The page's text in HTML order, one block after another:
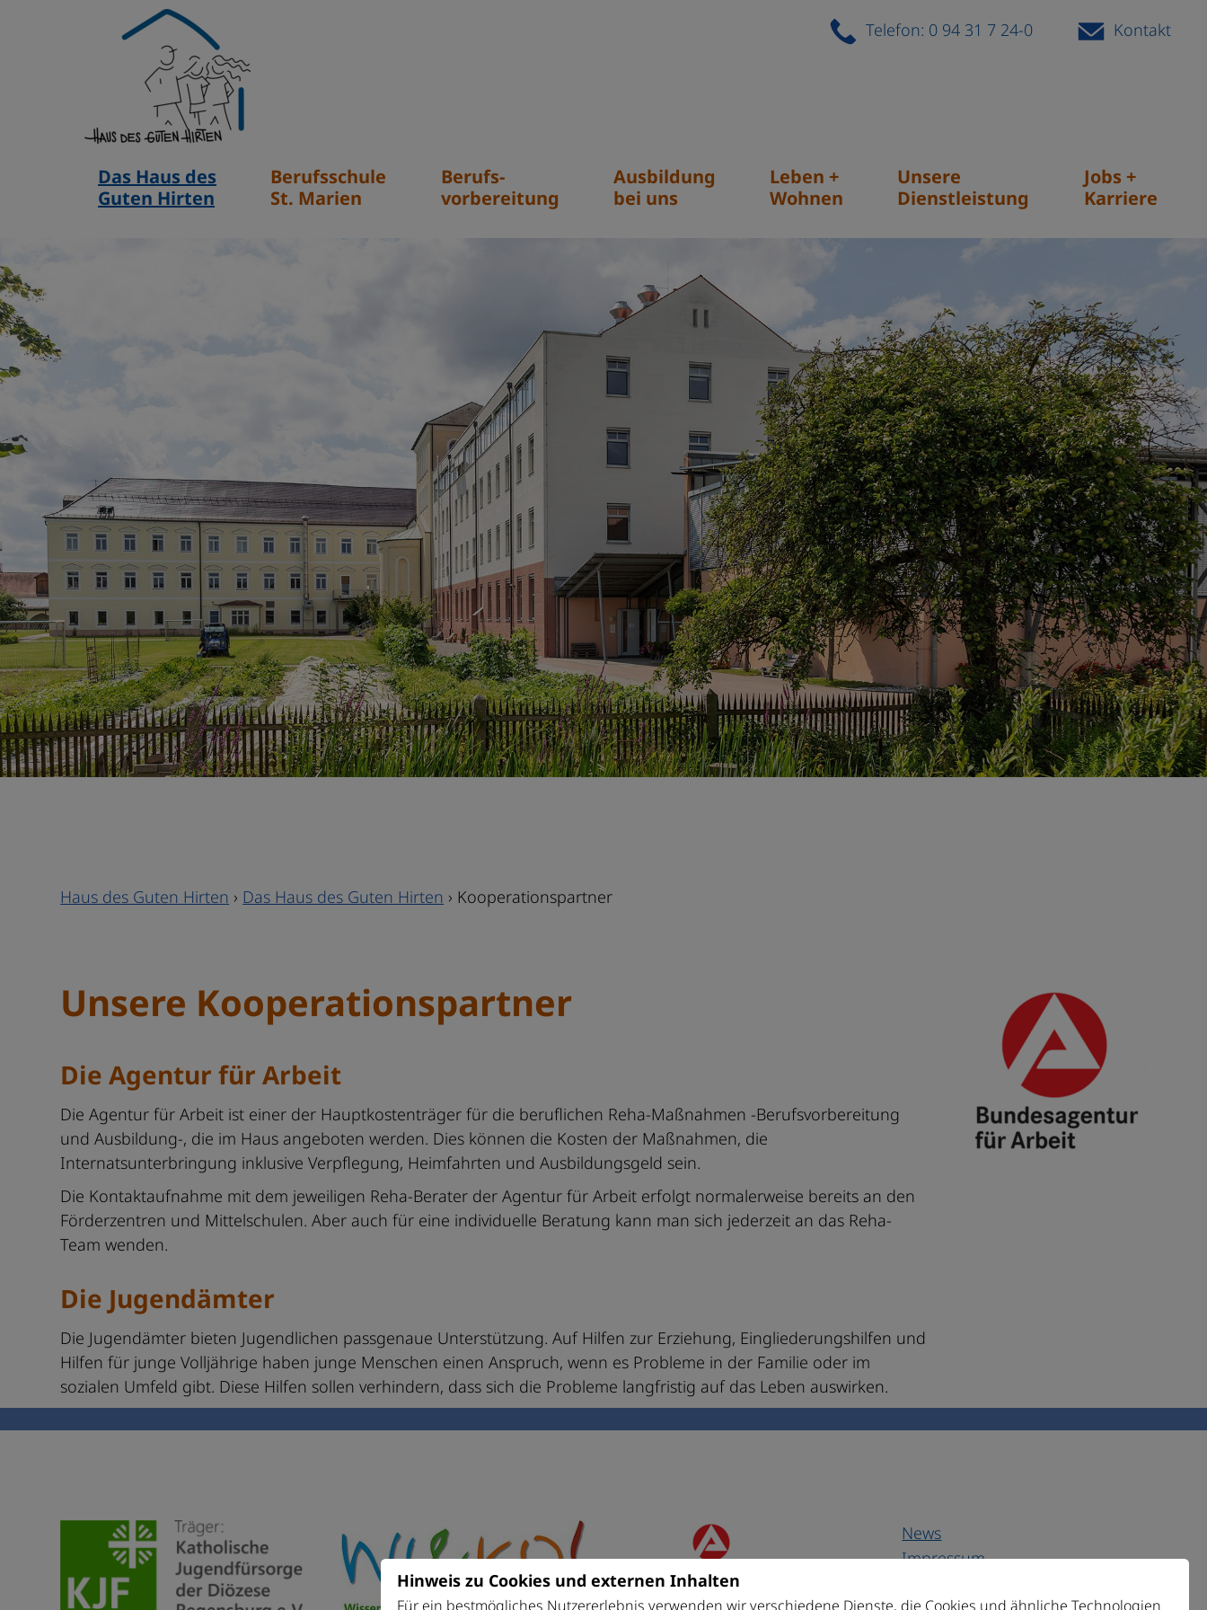
Telefon: 0 94 31 7 24-0 Kontakt
Hauptnavigation
Das Haus des
Guten Hirten
Berufsschule
St. Marien
Berufs-
vorbereitung
Ausbildung
bei uns
Leben +
Wohnen
Unsere
Dienstleistung
Jobs +
Karriere
Haus des Guten Hirten › Das Haus des Guten Hirten › Kooperationspartner
Unsere Kooperationspartner
Die Agentur für Arbeit
Die Agentur für Arbeit ist einer der Hauptkostenträger für die beruflichen Reha-Maßnahmen -Berufsvorbereitung
und Ausbildung-, die im Haus angeboten werden. Dies können die Kosten der Maßnahmen, die
Internatsunterbringung inklusive Verpflegung, Heimfahrten und Ausbildungsgeld sein.
Die Kontaktaufnahme mit dem jeweiligen Reha-Berater der Agentur für Arbeit erfolgt normalerweise bereits an den
Förderzentren und Mittelschulen. Aber auch für eine individuelle Beratung kann man sich jederzeit an das Reha-
Team wenden.
Die Jugendämter
Die Jugendämter bieten Jugendlichen passgenaue Unterstützung. Auf Hilfen zur Erziehung, Eingliederungshilfen und
Hilfen für junge Volljährige haben junge Menschen einen Anspruch, wenn es Probleme in der Familie oder im
sozialen Umfeld gibt. Diese Hilfen sollen verhindern, dass sich die Probleme langfristig auf das Leben auswirken.
News
Impressum
Hinweis zu Cookies und externen Inhalten
Für ein bestmögliches Nutzererlebnis verwenden wir verschiedene Dienste, die Cookies und ähnliche Technologien